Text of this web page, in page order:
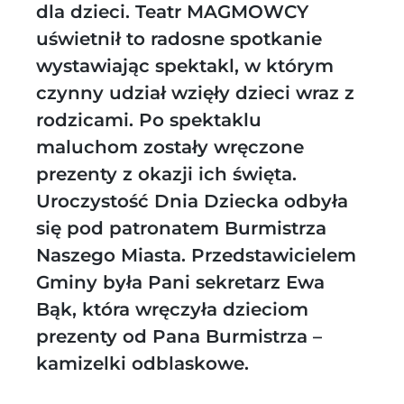
dla dzieci. Teatr MAGMOWCY
uświetnił to radosne spotkanie
wystawiając spektakl, w którym
czynny udział wzięły dzieci wraz z
rodzicami. Po spektaklu
maluchom zostały wręczone
prezenty z okazji ich święta.
Uroczystość Dnia Dziecka odbyła
się pod patronatem Burmistrza
Naszego Miasta. Przedstawicielem
Gminy była Pani sekretarz Ewa
Bąk, która wręczyła dzieciom
prezenty od Pana Burmistrza –
kamizelki odblaskowe.